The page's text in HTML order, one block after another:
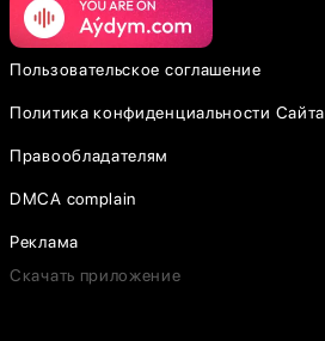
Пользовательское соглашение
Политика конфиденциальности Сайта
Правообладателям
DMCA complain
Реклама
Скачать приложение